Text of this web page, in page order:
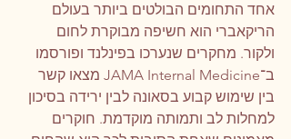
אחד התחומים הבולטים ביותר בעולם
הריקאברי הוא חשיפה מבוקרת לחום
ולקור. מחקרים שנערכו בפינלנד ופורסמו
ב־JAMA Internal Medicine מצאו קשר
בין שימוש קבוע בסאונה לבין ירידה בסיכון
למחלות לב ותמותה מוקדמת. חוקרים